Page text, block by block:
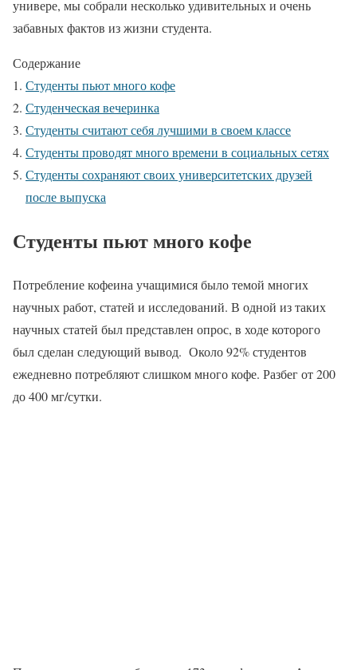
универе, мы собрали несколько удивительных и очень
забавных фактов из жизни студента.
Содержание
Студенты пьют много кофе
Студенческая вечеринка
Студенты считают себя лучшими в своем классе
Студенты проводят много времени в социальных сетях
Студенты сохраняют своих университетских друзей
после выпуска
Студенты пьют много кофе
Потребление кофеина учащимися было темой многих
научных работ, статей и исследований. В одной из таких
научных статей был представлен опрос, в ходе которого
был сделан следующий вывод. Около 92% студентов
ежедневно потребляют слишком много кофе. Разбег от 200
до 400 мг/сутки.